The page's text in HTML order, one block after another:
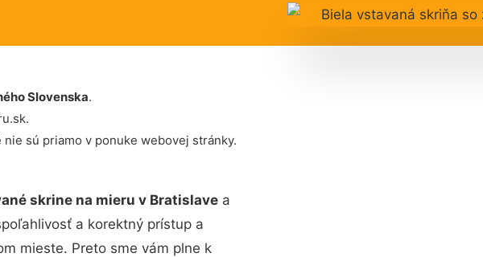
Slovenska.
sú priamo v ponuke webovej stránky.
skrine na mieru v Bratislave a
a korektný prístup a
mieste. Preto sme vám plne k